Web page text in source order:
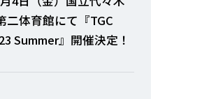
二体育館にて『TGC
Summer』開催決定！